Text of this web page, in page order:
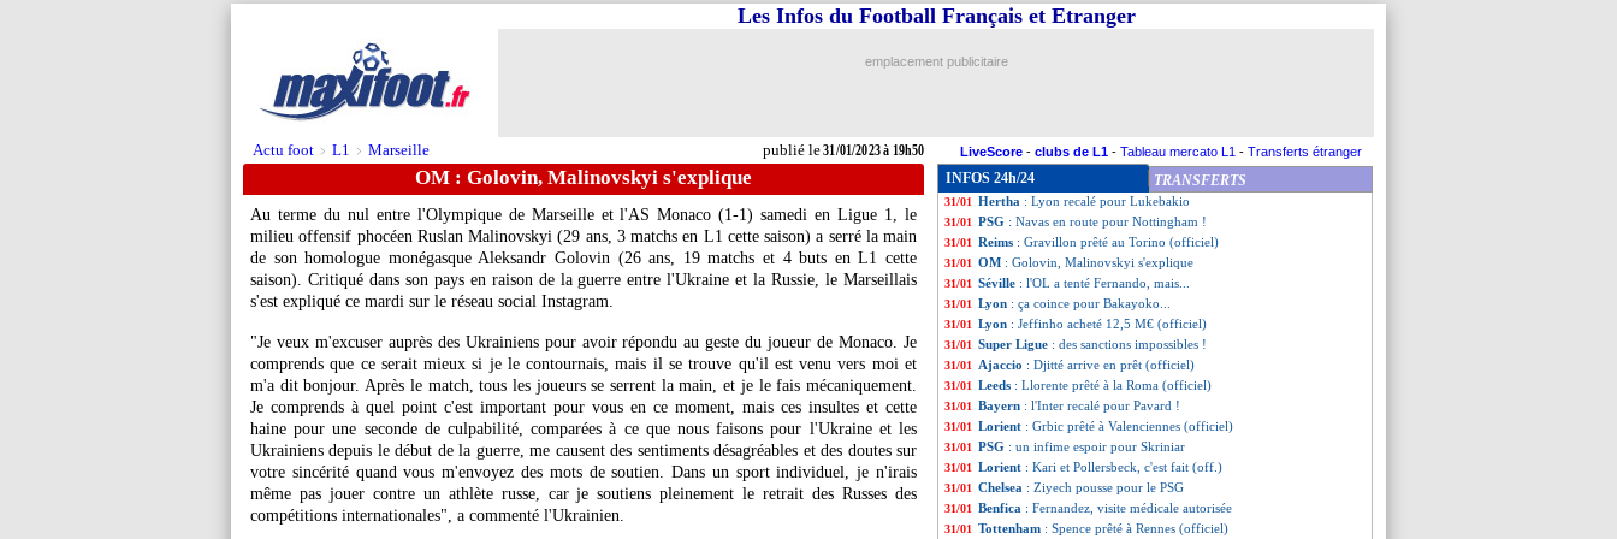
Actu foot > L1 > Marseille publié le31/01/2023 à 19h50
Les Infos du Football Français et Etranger
emplacement publicitaire
LiveScore - clubs de L1 - Tableau mercato L1 - Transferts étranger
OM : Golovin, Malinovskyi s'explique
Au terme du nul entre l'Olympique de Marseille et l'AS Monaco (1-1) samedi en Ligue 1, le
milieu offensif phocéen Ruslan Malinovskyi (29 ans, 3 matchs en L1 cette saison) a serré la main
de son homologue monégasque Aleksandr Golovin (26 ans, 19 matchs et 4 buts en L1 cette
saison). Critiqué dans son pays en raison de la guerre entre l'Ukraine et la Russie, le Marseillais
s'est expliqué ce mardi sur le réseau social Instagram.
"Je veux m'excuser auprès des Ukrainiens pour avoir répondu au geste du joueur de Monaco. Je
comprends que ce serait mieux si je le contournais, mais il se trouve qu'il est venu vers moi et
m'a dit bonjour. Après le match, tous les joueurs se serrent la main, et je le fais mécaniquement.
Je comprends à quel point c'est important pour vous en ce moment, mais ces insultes et cette
haine pour une seconde de culpabilité, comparées à ce que nous faisons pour l'Ukraine et les
Ukrainiens depuis le début de la guerre, me causent des sentiments désagréables et des doutes sur
votre sincérité quand vous m'envoyez des mots de soutien. Dans un sport individuel, je n'irais
même pas jouer contre un athlète russe, car je soutiens pleinement le retrait des Russes des
compétitions internationales", a commenté l'Ukrainien.
INFOS 24h/24 TRANSFERTS
31/01 Fiorentina: Sabiri recruté puis prêté (off.)
31/01 PSG
31/01 PSG: Ziyech, ça sent bon !
31/01 Leicester: Pérez prêté au Betis (officiel)
31/01 Hertha : Lyon recalé pour Lukebakio
31/01 PSG : Navas en route pour Nottingham !
31/01 Reims : Gravillon prêté au Torino (officiel)
31/01 OM : Golovin, Malinovskyi s'explique
31/01 Séville : l'OL a tenté Fernando, mais...
31/01 Lyon : ça coince pour Bakayoko...
31/01 Lyon : Jeffinho acheté 12,5 M€ (officiel)
31/01 Super Ligue : des sanctions impossibles !
31/01 Ajaccio : Djitté arrive en prêt (officiel)
31/01 Leeds : Llorente prêté à la Roma (officiel)
31/01 Bayern : l'Inter recalé pour Pavard !
31/01 Lorient : Grbic prêté à Valenciennes (officiel)
31/01 PSG : un infime espoir pour Skriniar
31/01 Lorient : Kari et Pollersbeck, c'est fait (off.)
31/01 Chelsea : Ziyech pousse pour le PSG
31/01 Benfica : Fernandez, visite médicale autorisée
31/01 Tottenham : Spence prêté à Rennes (officiel)